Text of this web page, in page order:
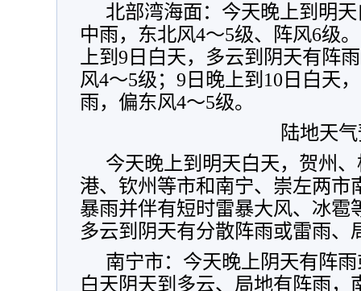
北部湾海面：今天晚上到明
中雨，东北风4～5级、阵风6级
上到9日白天，多云到阴天有阵
风4～5级；9日晚上到10日白天
雨，偏东风4～5级。
陆地天
今天晚上到明天白天，贺州
港、钦州等市和南宁、崇左两市
暴雨并伴有短时雷暴大风、冰雹
多云到阴天有分散阵雨或雷雨、
南宁市：今天晚上阴天有阵
白天阴天到多云、局地有阵雨，